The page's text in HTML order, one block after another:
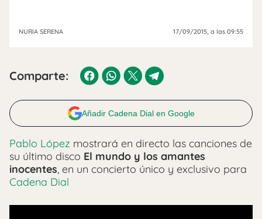
NURIA SERENA 17/09/2015 , a las 09:55
Comparte:
Añadir Cadena Dial en Google
Pablo López mostrará en directo las canciones de
su último disco El mundo y los amantes
inocentes, en un concierto único y exclusivo para
Cadena Dial